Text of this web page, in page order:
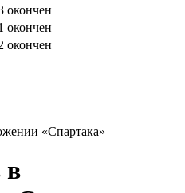
окончен
окончен
окончен
«Спартака»
в